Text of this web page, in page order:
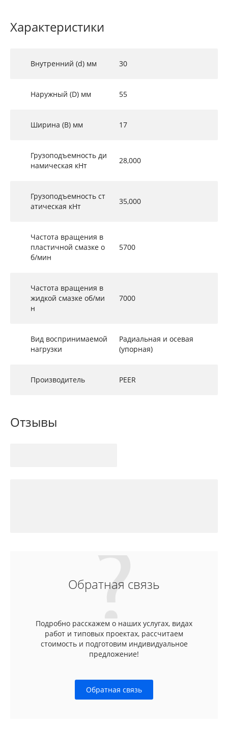
Характеристики
Внутренний (d) мм 30
Наружный (D) мм 55
Ширина (B) мм 17
Грузоподъемность ди
намическая кНт
28,000
Грузоподъемность ст
атическая кНт
35,000
Частота вращения в
пластичной смазке о
б/мин
5700
Частота вращения в
жидкой смазке об/ми
н
7000
Вид воспринимаемой
нагрузки
Радиальная и осевая
(упорная)
Производитель PEER
Отзывы
Обратная связь
Подробно расскажем о наших услугах, видах
работ и типовых проектах, рассчитаем
стоимость и подготовим индивидуальное
предложение!
Обратная связь